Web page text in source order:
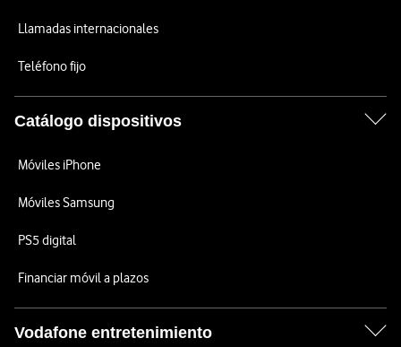
Llamadas internacionales
Teléfono fijo
Catálogo dispositivos
Móviles iPhone
Móviles Samsung
PS5 digital
Financiar móvil a plazos
Vodafone entretenimiento